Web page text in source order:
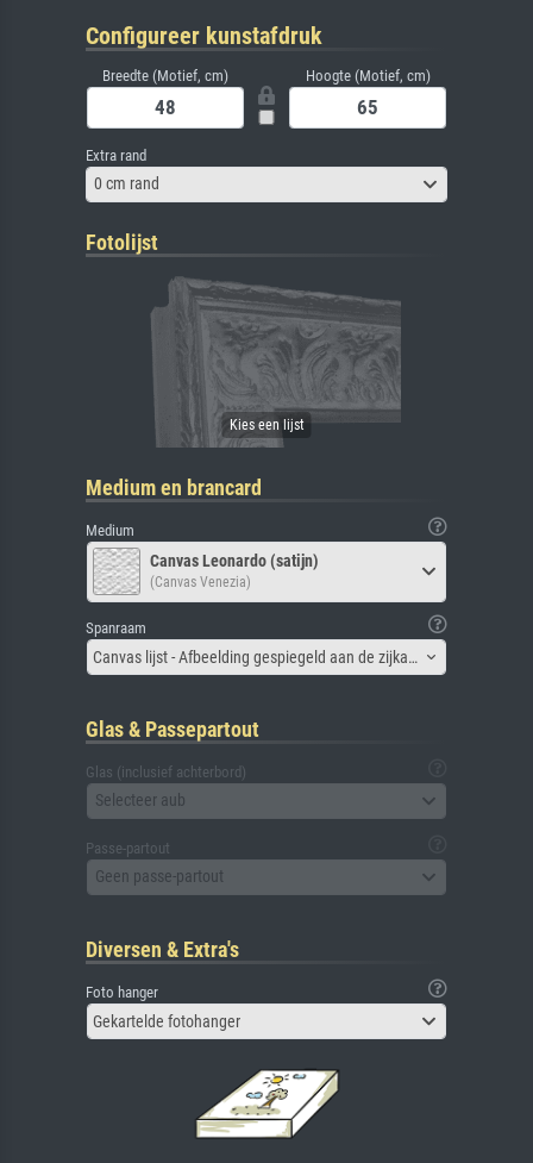
Configureer kunstafdruk
Breedte (Motief, cm) Hoogte (Motief, cm)
Extra rand
0 cm rand
Fotolijst
Medium en brancard
Medium
Canvas Leonardo (satijn)
(Canvas Venezia)
Spanraam
Canvas lijst - Afbeelding gespiegeld aan de zijkant
Glas & Passepartout
Glas (inclusief achterbord)
Selecteer aub
Passe-partout
Geen passe-partout
Diversen & Extra's
Foto hanger
Gekartelde fotohanger